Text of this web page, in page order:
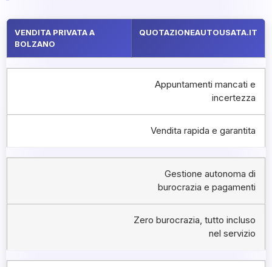
VENDITA PRIVATA A
BOLZANO
QUOTAZIONEAUTOUSATA.IT
Appuntamenti mancati e
incertezza
Vendita rapida e garantita
Gestione autonoma di
burocrazia e pagamenti
Zero burocrazia, tutto incluso
nel servizio